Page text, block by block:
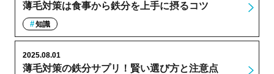
薄毛対策は食事から鉄分を上手に摂るコツ
知識
薄毛対策の鉄分サプリ！賢い選び方と注意点
2025.08.01